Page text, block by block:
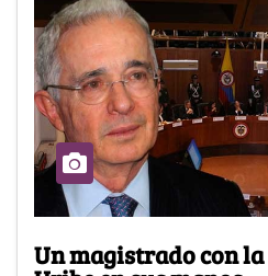
Un magistrado con